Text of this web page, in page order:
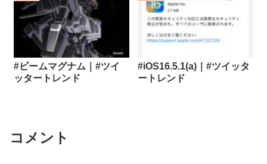
#ビームマグナム｜#ツイ
ッタートレンド
#iOS16.5.1(a)｜#ツイッタ
ートレンド
コメント